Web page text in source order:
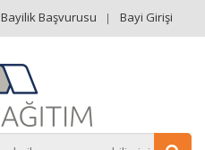
Bayilik Başvurusu Bayi Girişi